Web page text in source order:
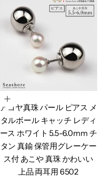
カートに追加
アコヤ真珠 パール ピアス メ
タルボール キャッチ レディ
ース ホワイト 5.5-6.0mm チ
タン 真鍮 保管用グレーケー
ス付 あこや 真珠 かわいい
上品 両耳用 6502